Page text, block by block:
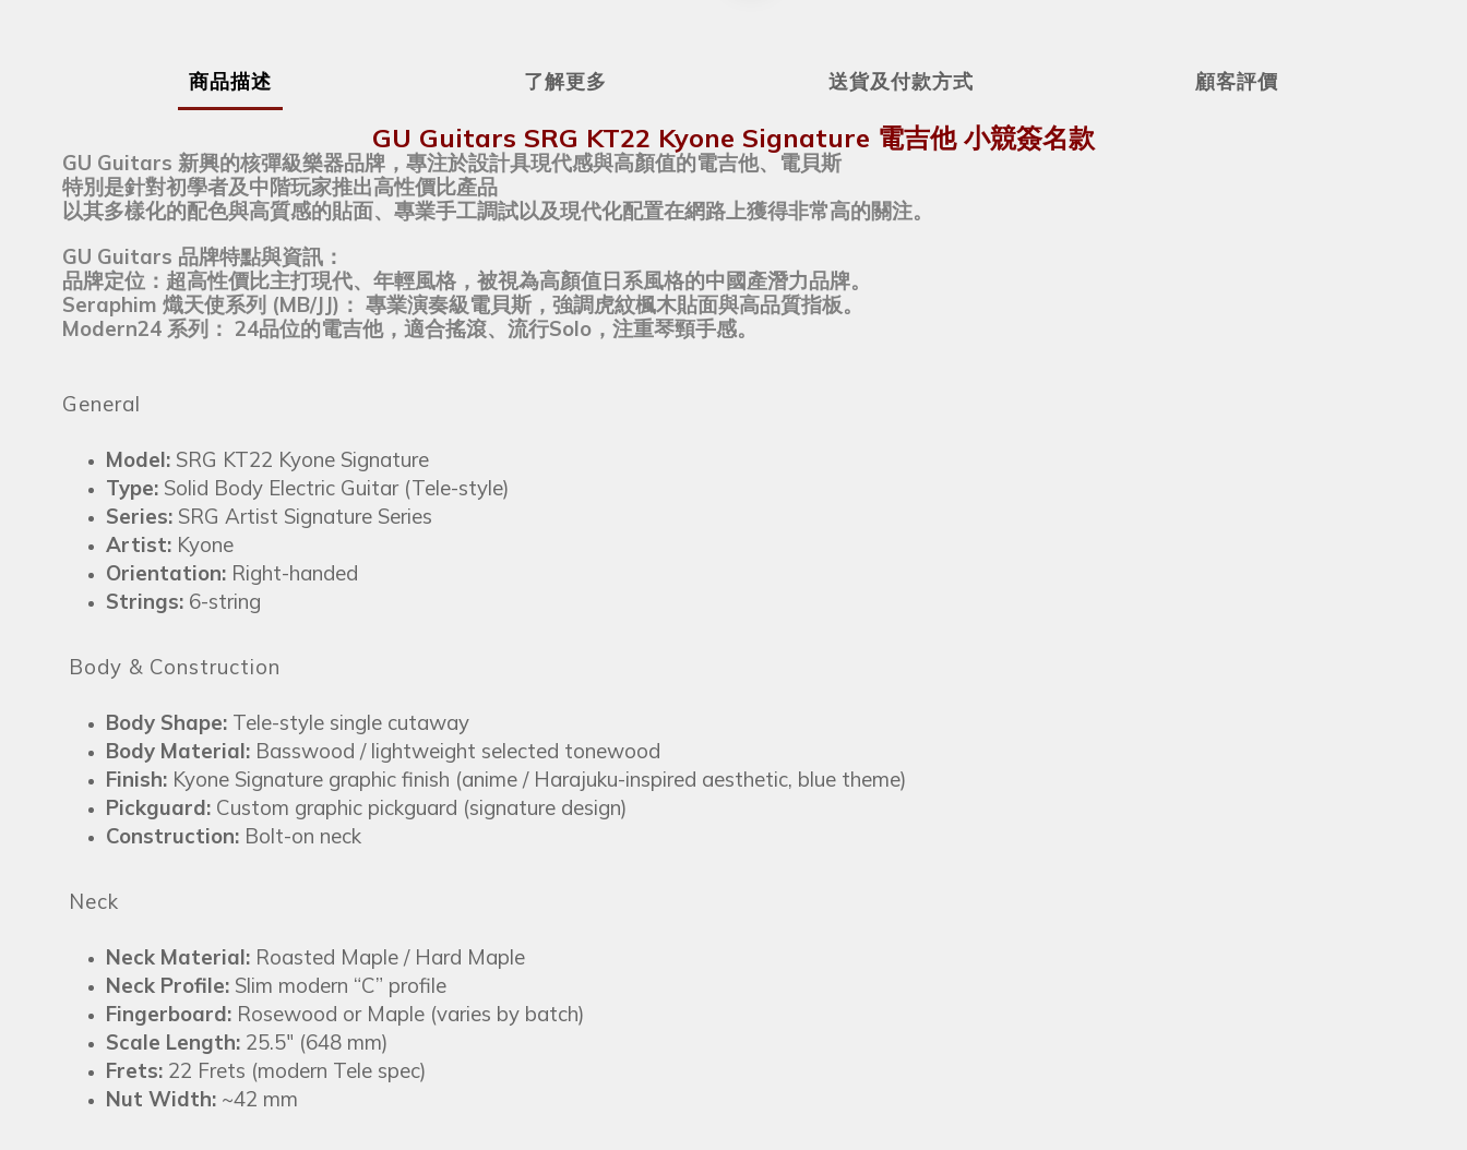
商品描述 了解更多 送貨及付款方式 顧客評價
GU Guitars SRG KT22 Kyone Signature 電吉他 小競簽名款
GU Guitars 新興的核彈級樂器品牌，專注於設計具現代感與高顏值的電吉他、電貝斯
特別是針對初學者及中階玩家推出高性價比產品
以其多樣化的配色與高質感的貼面、專業手工調試以及現代化配置在網路上獲得非常高的關注。
GU Guitars 品牌特點與資訊：
品牌定位：超高性價比主打現代、年輕風格，被視為高顏值日系風格的中國產潛力品牌。
Seraphim 熾天使系列 (MB/JJ)： 專業演奏級電貝斯，強調虎紋楓木貼面與高品質指板。
Modern24 系列： 24品位的電吉他，適合搖滾、流行Solo，注重琴頸手感。
General
Model: SRG KT22 Kyone Signature
Type: Solid Body Electric Guitar (Tele-style)
Series: SRG Artist Signature Series
Artist: Kyone
Orientation: Right-handed
Strings: 6-string
Body & Construction
Body Shape: Tele-style single cutaway
Body Material: Basswood / lightweight selected tonewood
Finish: Kyone Signature graphic finish (anime / Harajuku-inspired aesthetic, blue theme)
Pickguard: Custom graphic pickguard (signature design)
Construction: Bolt-on neck
Neck
Neck Material: Roasted Maple / Hard Maple
Neck Profile: Slim modern “C” profile
Fingerboard: Rosewood or Maple (varies by batch)
Scale Length: 25.5" (648 mm)
Frets: 22 Frets (modern Tele spec)
Nut Width: ~42 mm